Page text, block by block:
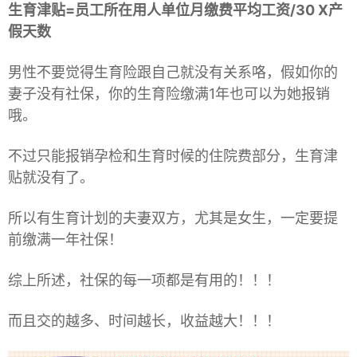
生育津贴=员工所在用人单位月缴费平均工资/30 X产
假天数
男性不要觉得生育险跟自己就没有关系咯，假如你的
妻子没有社保，你的生育险缴满1年也可以为她报销
哦。
不过只能报销孕检和生育时候的住院费部分，生育津
贴就没有了。
所以有生育计划的夫妻双方，尤其是女生，一定要提
前缴满一年社保！
综上所述，社保的每一项都是有用的！！！
而且交的越多、时间越长，收益越大！！！